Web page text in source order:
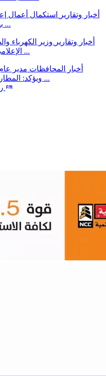
أخبار وتقارير
استكمال أعمال
بنا لتعزيز الاستفادة من مياه السيول ...
أخبار وتقارير وزير الكهرباء
الإعلامي لكشف تضليل المليشيات الحوثية ...
أخبار المحافظات مدير
ويؤكد: المطار آمن والرحلات تسير بشكل طبيعي ...